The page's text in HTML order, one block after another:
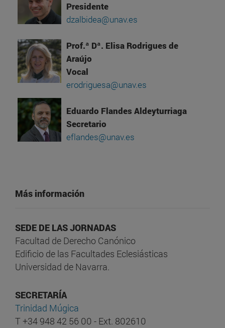
Presidente
dzalbidea@unav.es
Prof.ª Dª. Elisa Rodrigues de
Araújo
Vocal
erodriguesa@unav.es
Eduardo Flandes Aldeyturriaga
Secretario
eflandes@unav.es
Más información
SEDE DE LAS JORNADAS
Facultad de Derecho Canónico
Edificio de las Facultades Eclesiásticas
Universidad de Navarra.
SECRETARÍA
Trinidad Múgica
T +34 948 42 56 00 - Ext. 802610